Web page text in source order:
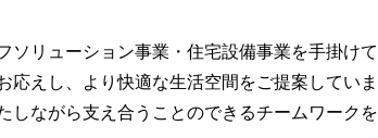
ソリューション事業・住宅設備事業を手掛け
応えし、より快適な生活空間をご提案してい
しながら支え合うことのできるチームワーク